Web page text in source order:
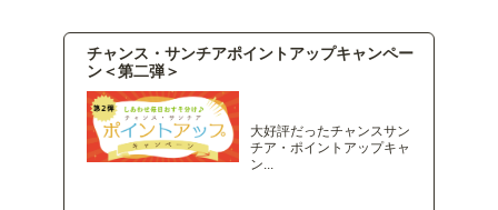
チャンス・サンチアポイントアップキャンペー
ン＜第二弾＞
大好評だったチャンスサン
チア・ポイントアップキャ
ン...